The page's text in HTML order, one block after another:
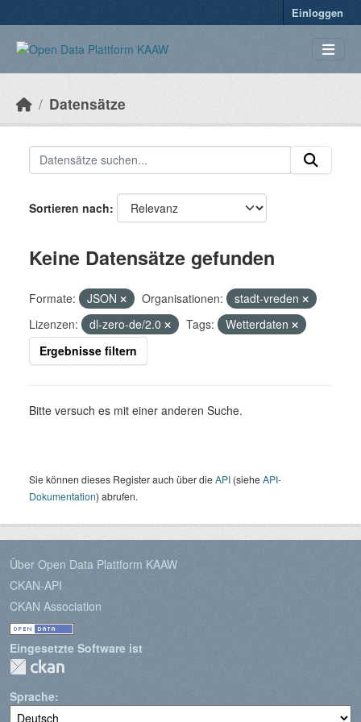
Einloggen
Datensätze
Sortieren nach
Keine Datensätze gefunden
Formate: JSON Organisationen:
stadt-vreden
Lizenzen:
dl-zero-de/2.0 Tags:
Wetterdaten
Ergebnisse filtern
Bitte versuch es mit einer anderen Suche.
Sie können dieses Register auch über dieAPI (sieheAPI-
Dokumentation) abrufen.
Über Open Data Plattform KAAW
CKAN-API
CKAN Association
Eingesetzte Software ist
Sprache